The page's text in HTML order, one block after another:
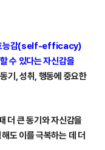
효능감(self-efficacy)
수 있다는 자신감을
기, 성취, 행동에 중요한
더 큰 동기와 자신감을
도 이를 극복하는 데 더